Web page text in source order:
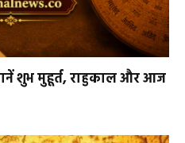
शुभ मुहूर्त, राहुकाल और आज